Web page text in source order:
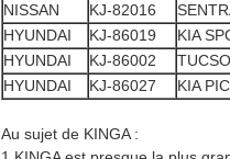
NISSAN
KJ-82016
HYUNDAI
KJ-86019 KIA
HYUNDAI
KJ-86002
HYUNDAI
KJ-86027 KIA
Au sujet de KINGA :